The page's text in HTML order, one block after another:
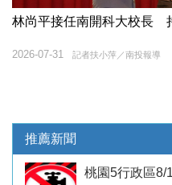
林尚平接任南開科大校長
記者扶小萍／南投報導
2026-07-31
推薦新聞
桃園5行政區